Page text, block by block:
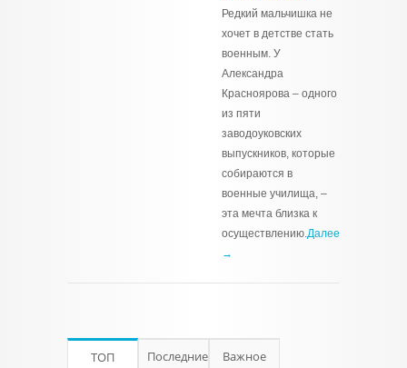
Редкий мальчишка не
хочет в детстве стать
военным. У
Александра
Красноярова – одного
из пяти
заводоуковских
выпускников, которые
собираются в
военные училища, –
эта мечта близка к
осуществлению.Далее
→
ТОП Последние Важное